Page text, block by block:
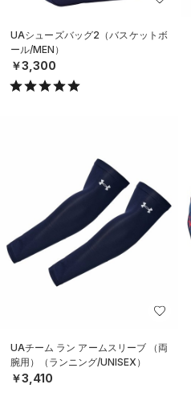
UAシューズバッグ2（バスケットボ
ール/MEN）
￥3,300
UAチーム ラン アームスリーブ （両
腕用）（ランニング/UNISEX）
￥3,410